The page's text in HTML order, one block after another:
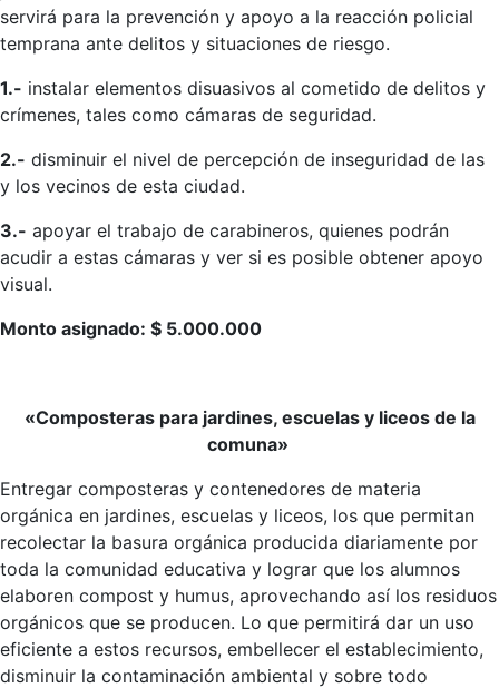
servirá para la prevención y apoyo a la reacción policial
temprana ante delitos y situaciones de riesgo.
1.- instalar elementos disuasivos al cometido de delitos y
crímenes, tales como cámaras de seguridad.
2.- disminuir el nivel de percepción de inseguridad de las
y los vecinos de esta ciudad.
3.- apoyar el trabajo de carabineros, quienes podrán
acudir a estas cámaras y ver si es posible obtener apoyo
visual.
Monto asignado: $ 5.000.000
«Composteras para jardines, escuelas y liceos de la
comuna»
Entregar composteras y contenedores de materia
orgánica en jardines, escuelas y liceos, los que permitan
recolectar la basura orgánica producida diariamente por
toda la comunidad educativa y lograr que los alumnos
elaboren compost y humus, aprovechando así los residuos
orgánicos que se producen. Lo que permitirá dar un uso
eficiente a estos recursos, embellecer el establecimiento,
disminuir la contaminación ambiental y sobre todo